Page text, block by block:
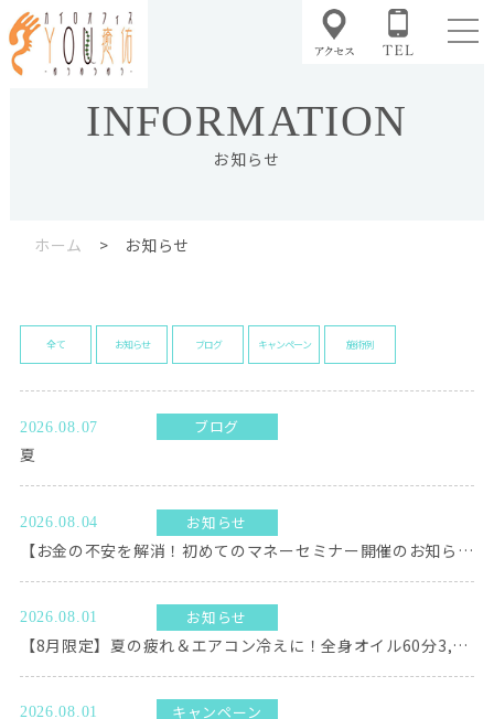
INFORMATION
お知らせ
ホーム > お知らせ
全て お知らせ ブログ キャンペーン 施術例
2026.08.07 ブログ
夏
2026.08.04 お知らせ
【お金の不安を解消！初めてのマネーセミナー開催のお知らせ✨】
2026.08.01 お知らせ
【8月限定】夏の疲れ＆エアコン冷えに！全身オイル60分3,900円🌿
2026.08.01 キャンペーン